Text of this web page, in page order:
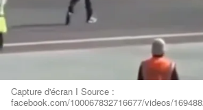
Capture d'écran I Source :
facebook.com/100067832716677/videos/